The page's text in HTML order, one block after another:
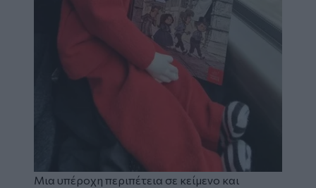
Μια υπέροχη περιπέτεια σε κείμενο και